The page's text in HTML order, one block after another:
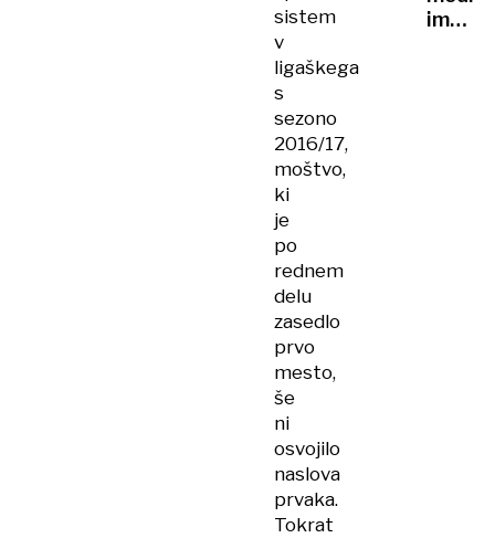
sistem
v
ligaškega
s
sezono
2016/17,
moštvo,
ki
je
po
rednem
delu
zasedlo
prvo
mesto,
še
ni
osvojilo
naslova
prvaka.
Tokrat
imperij